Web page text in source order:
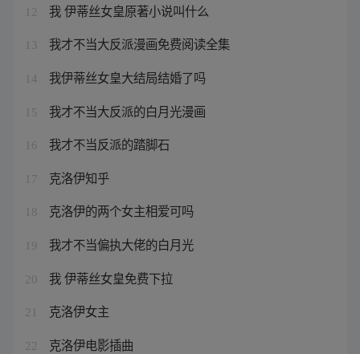
12 我 伊蒂丝女皇原著小说叫什么
13 我才不当大反派漫画免费阅读全集
14 我伊蒂丝女皇大结局结婚了吗
15 我才不当大反派的白月光漫画
16 我才不当反派的踏脚石
17 克洛伊知乎
18 克洛伊的两个女主相爱可吗
19 我才不当偏执大佬的白月光
20 我 伊蒂丝女皇免费下拉
21 克洛伊女主
22 克洛伊电影插曲